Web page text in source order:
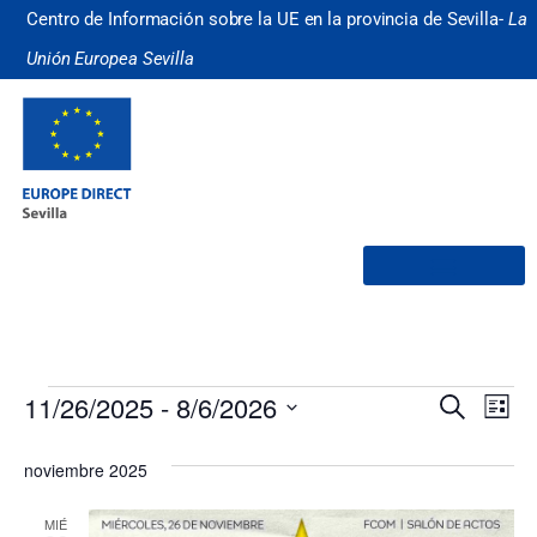
Centro de Información sobre la UE en la provincia de Sevilla- La
Unión Europea Sevilla
de
Buscar
de
Lista
11/26/2025 - 8/6/2026
fecha.
noviembre 2025
MIÉ